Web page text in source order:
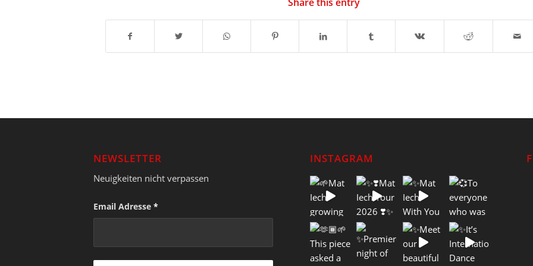
NEWSLETTER
Neuigkeiten nicht verpassen
Email Adresse *
INSTAGRAM